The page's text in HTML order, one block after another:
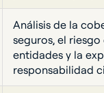
Análisis de la
seguros, el riesgo
entidades y la
responsabilidad